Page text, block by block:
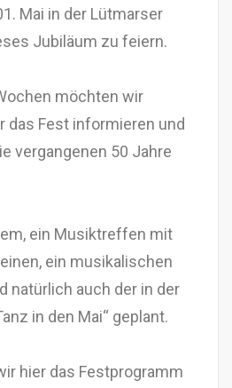
Mai in der Lütmarser
Jubiläum zu feiern.
möchten wir
das Fest informieren und
vergangenen 50 Jahre
ein Musiktreffen mit
ein musikalischen
natürlich auch der in der
in den Mai“ geplant.
hier das Festprogramm